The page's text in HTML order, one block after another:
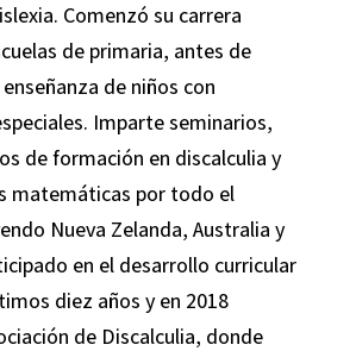
Comenzó su carrera
de primaria, antes de
de niños con
Imparte seminarios,
de formación en discalculia y
matemáticas por todo el
Nueva Zelanda, Australia y
en el desarrollo curricular
diez años y en 2018
de Discalculia, donde